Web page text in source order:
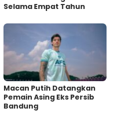
Selama Empat Tahun
Macan Putih Datangkan
Pemain Asing Eks Persib
Bandung